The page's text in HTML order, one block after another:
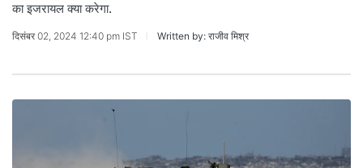
का इजरायल क्या करेगा.
दिसंबर 02, 2024 12:40 pm IST Written by: राजीव मिश्र